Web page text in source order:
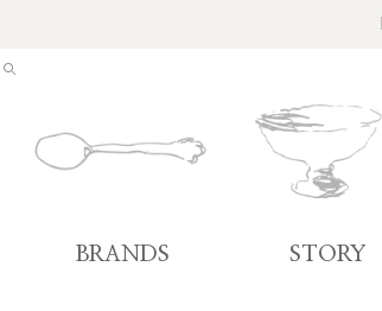
BRANDS STORY